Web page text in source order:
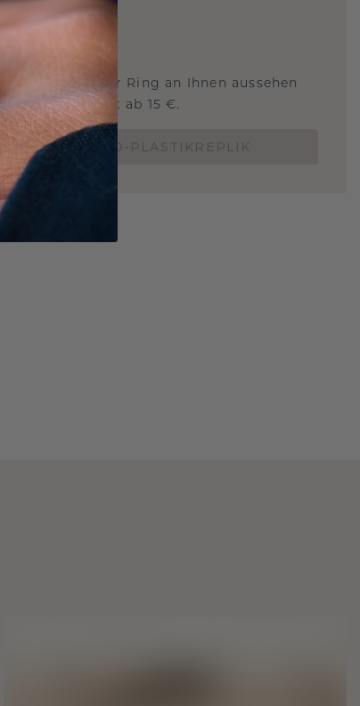
wie dieser Ring an Ihnen aussehen
er passt? Jetzt ab 15 €.
EINE 3D-PLASTIKREPLIK